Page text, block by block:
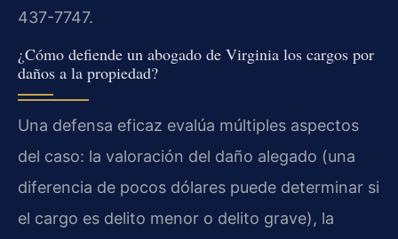
437-7747.
¿Cómo defiende un abogado de Virginia los cargos por
daños a la propiedad?
Una defensa eficaz evalúa múltiples aspectos
del caso: la valoración del daño alegado (una
diferencia de pocos dólares puede determinar si
el cargo es delito menor o delito grave), la